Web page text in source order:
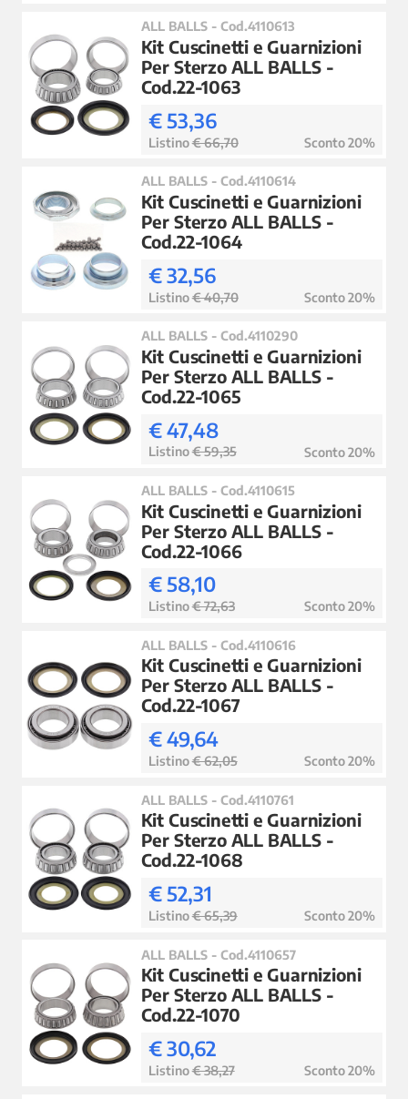
ALL BALLS - Cod.4110613
Kit Cuscinetti e Guarnizioni
Per Sterzo ALL BALLS -
Cod.22-1063
€ 53,36
Listino€ 66,70 Sconto 20%
ALL BALLS - Cod.4110614
Kit Cuscinetti e Guarnizioni
Per Sterzo ALL BALLS -
Cod.22-1064
€ 32,56
Listino€ 40,70 Sconto 20%
ALL BALLS - Cod.4110290
Kit Cuscinetti e Guarnizioni
Per Sterzo ALL BALLS -
Cod.22-1065
€ 47,48
Listino€ 59,35 Sconto 20%
ALL BALLS - Cod.4110615
Kit Cuscinetti e Guarnizioni
Per Sterzo ALL BALLS -
Cod.22-1066
€ 58,10
Listino€ 72,63 Sconto 20%
ALL BALLS - Cod.4110616
Kit Cuscinetti e Guarnizioni
Per Sterzo ALL BALLS -
Cod.22-1067
€ 49,64
Listino€ 62,05 Sconto 20%
ALL BALLS - Cod.4110761
Kit Cuscinetti e Guarnizioni
Per Sterzo ALL BALLS -
Cod.22-1068
€ 52,31
Listino€ 65,39 Sconto 20%
ALL BALLS - Cod.4110657
Kit Cuscinetti e Guarnizioni
Per Sterzo ALL BALLS -
Cod.22-1070
€ 30,62
Listino€ 38,27 Sconto 20%